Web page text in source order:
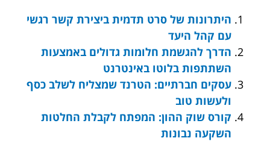
היתרונות של סרט תדמית ביצירת קשר רגשי
עם קהל היעד
הדרך להגשמת חלומות גדולים באמצעות
השתתפות בלוטו באינטרנט
עסקים חברתיים: הטרנד שמצליח לשלב כסף
ולעשות טוב
קורס שוק ההון: המפתח לקבלת החלטות
השקעה נבונות